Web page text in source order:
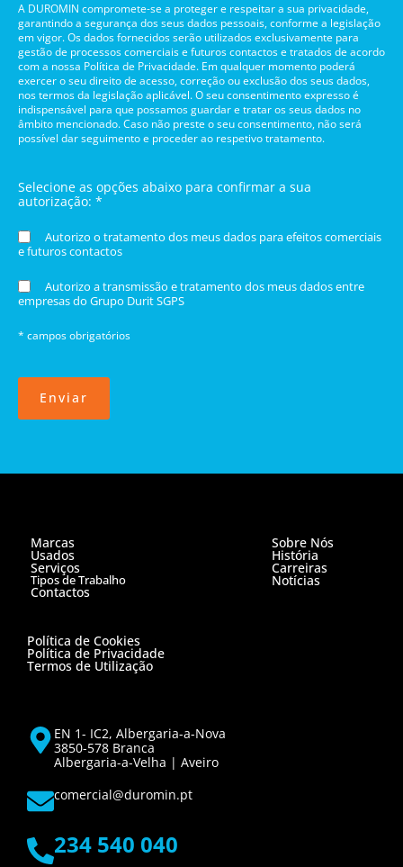
A DUROMIN compromete-se a proteger e respeitar a sua privacidade,
garantindo a segurança dos seus dados pessoais, conforme a legislação
em vigor. Os dados fornecidos serão utilizados exclusivamente para
gestão de processos comerciais e futuros contactos e tratados de acordo
com a nossa Política de Privacidade. Em qualquer momento poderá
exercer o seu direito de acesso, correção ou exclusão dos seus dados,
nos termos da legislação aplicável. O seu consentimento expresso é
indispensável para que possamos guardar e tratar os seus dados no
âmbito mencionado. Caso não preste o seu consentimento, não será
possível dar seguimento e proceder ao respetivo tratamento.
Selecione as opções abaixo para confirmar a sua
autorização: *
Autorizo o tratamento dos meus dados para efeitos comerciais
e futuros contactos
Autorizo a transmissão e tratamento dos meus dados entre
empresas do Grupo Durit SGPS
* campos obrigatórios
Enviar
Marcas
Usados
Serviços
Tipos de Trabalho
Contactos
Sobre Nós
História
Carreiras
Notícias
Política de Cookies
Política de Privacidade
Termos de Utilização
EN 1- IC2, Albergaria-a-Nova
3850-578 Branca
Albergaria-a-Velha | Aveiro
comercial@duromin.pt
234 540 040